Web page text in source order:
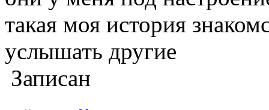
такая моя история
услышать другие
Записан